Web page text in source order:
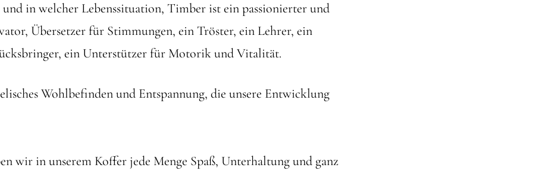
in welcher Lebenssituation, Timber ist ein passionierter und
Übersetzer für Stimmungen, ein Tröster, ein Lehrer, ein
ein Unterstützer für Motorik und Vitalität.
Wohlbefinden und Entspannung, die unsere Entwicklung
wir in unserem Koffer jede Menge Spaß, Unterhaltung und ganz